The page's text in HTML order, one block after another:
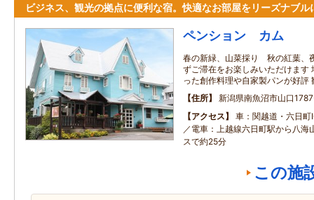
ビジネス、観光の拠点に便利な宿。快適なお部屋をリーズナブル
ペンション カム
春の新緑、山菜採り 秋の紅葉、
ずご滞在をお楽しみいただけます
った創作料理や自家製パンが好評
住所
新潟県南魚沼市山口
アクセス
車：関越道・六日
／電車：上越線六日町駅から八海
スで約25分
この施